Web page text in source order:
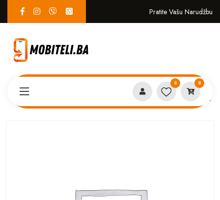
Pratite Vašu Narudžbu
0 0
Plocica punjenja Xiaomi Redmi 10A